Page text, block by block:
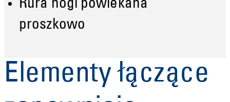
Rura nogi powlekana
proszkowo
Elementy łączące